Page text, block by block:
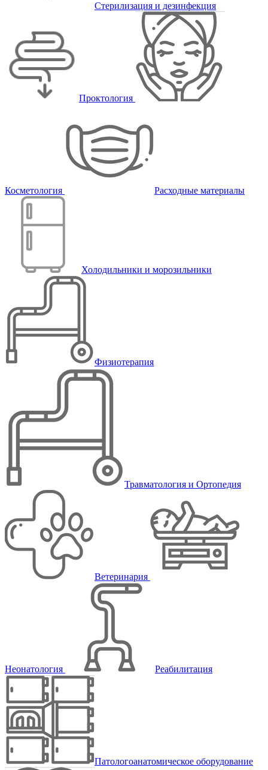
Стерилизация и дезинфекция
Проктология
Косметология Расходные материалы
Холодильники и морозильники
Физиотерапия
Травматология и Ортопедия
Ветеринария
Неонатология Реабилитация
Патологоанатомическое оборудование